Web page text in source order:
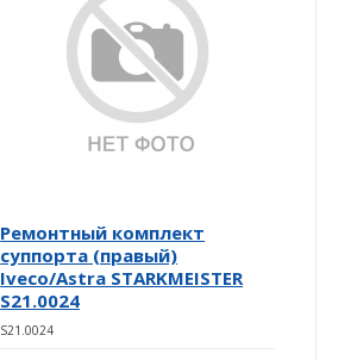
Ремонтный комплект
суппорта (правый)
Iveco/Astra STARKMEISTER
S21.0024
S21.0024